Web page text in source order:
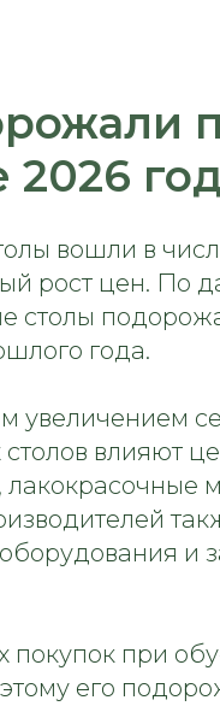
2026
вошли в
рост цен. По
столы
года.
увеличением
влияют
лакокрасочные
и
покупок при
его